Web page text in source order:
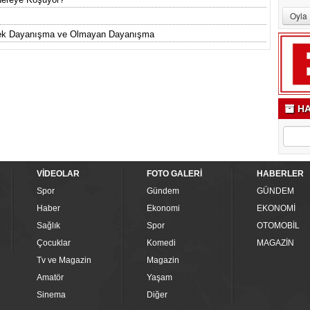
Dayanışma ve Olmayan Dayanışma
VİDEOLAR
Spor
Haber
Sağlık
Çocuklar
Tv ve Magazin
Amatör
Sinema
FOTO GALERİ
Gündem
Ekonomi
Spor
Komedi
Magazin
Yaşam
Diğer
HABERLER
GÜNDEM
EKONOMİ
OTOMOBİL
MAGAZİN